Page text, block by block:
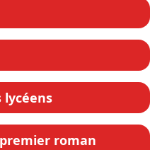
lycéens
roman